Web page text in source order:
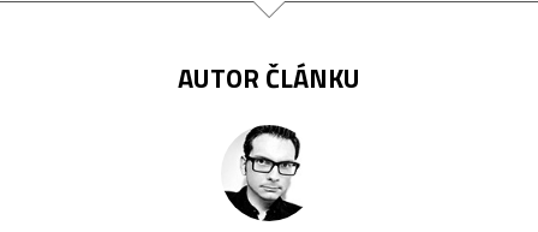
AUTOR ČLÁNKU